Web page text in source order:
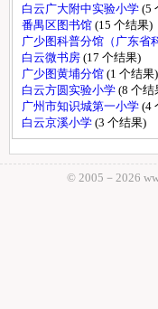
白云广大附中实验小学 (5
番禺区图书馆 (15 个结果)
广少图科普分馆（广东省
白云微书房 (17 个结果)
广少图黄埔分馆 (1 个结果)
白云方圆实验小学 (8 个结
广州市知识城第一小学 (4
白云京溪小学 (3 个结果)
© 2005－ 2026